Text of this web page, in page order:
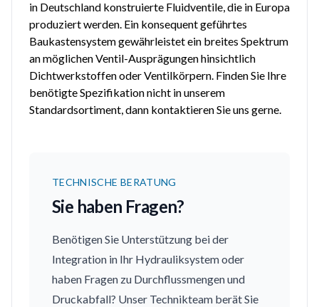
in Deutschland konstruierte Fluidventile, die in Europa
produziert werden. Ein konsequent geführtes
Baukastensystem gewährleistet ein breites Spektrum
an möglichen Ventil-Ausprägungen hinsichtlich
Dichtwerkstoffen oder Ventilkörpern. Finden Sie Ihre
benötigte Spezifikation nicht in unserem
Standardsortiment, dann kontaktieren Sie uns gerne.
TECHNISCHE BERATUNG
Sie haben Fragen?
Benötigen Sie Unterstützung bei der
Integration in Ihr Hydrauliksystem oder
haben Fragen zu Durchflussmengen und
Druckabfall? Unser Technikteam berät Sie